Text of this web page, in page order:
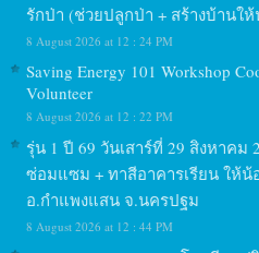
รักป่า (ช่วยปลูกป่า + สร้างบ้านใ
8 August 2026 at 12 : 24 PM
Saving Energy 101 Workshop
Volunteer
8 August 2026 at 12 : 22 PM
รุ่น 1 ปี 69 วันเสาร์ที่ 29 สิงหาค
ซ่อมแซม + ทาสีอาคารเรียน ให้น้
อ.กำแพงแสน จ.นครปฐม
8 August 2026 at 12 : 44 PM